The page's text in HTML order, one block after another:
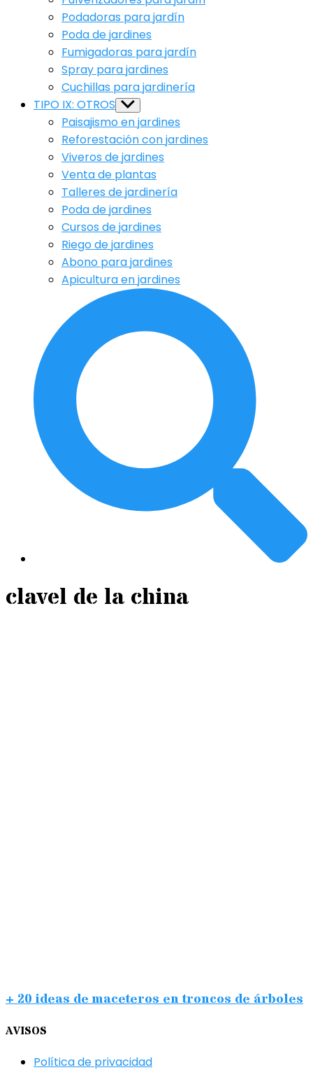
Podadoras para jardín
Poda de jardines
Fumigadoras para jardín
Spray para jardines
Cuchillas para jardinería
TIPO IX: OTROS Show
sub
menu
Paisajismo en jardines
Reforestación con jardines
Viveros de jardines
Venta de plantas
Talleres de jardinería
Poda de jardines
Cursos de jardines
Riego de jardines
Abono para jardines
Apicultura en jardines
clavel de la china
+ 20 ideas de maceteros en troncos de árboles
AVISOS
Política de privacidad